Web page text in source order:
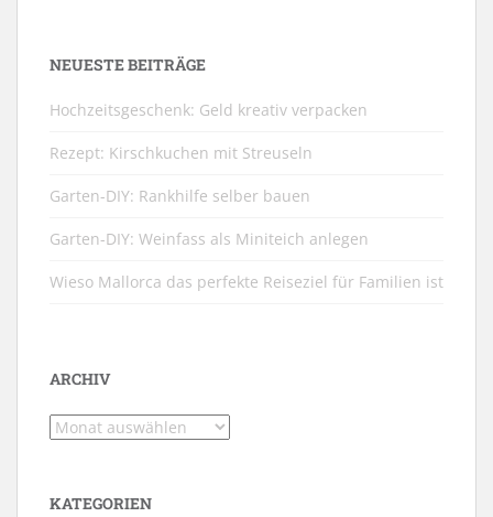
NEUESTE BEITRÄGE
Hochzeitsgeschenk: Geld kreativ verpacken
Rezept: Kirschkuchen mit Streuseln
Garten-DIY: Rankhilfe selber bauen
Garten-DIY: Weinfass als Miniteich anlegen
Wieso Mallorca das perfekte Reiseziel für Familien ist
ARCHIV
Archiv
KATEGORIEN